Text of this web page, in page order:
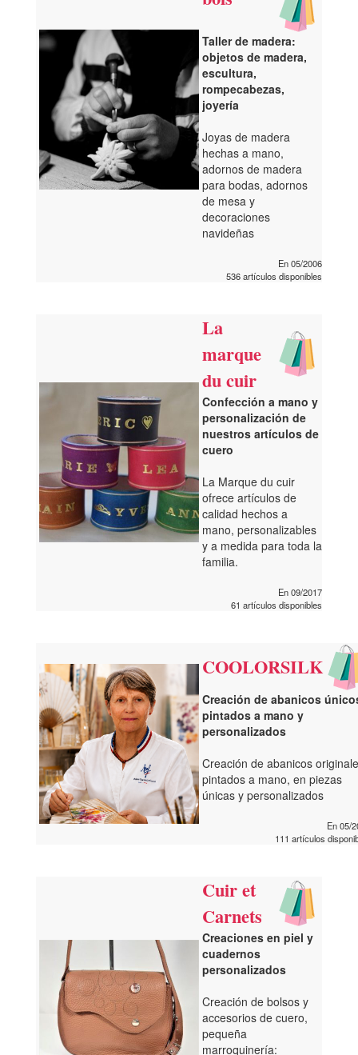
Taller de madera:
objetos de madera,
escultura,
rompecabezas,
joyería
Joyas de madera
hechas a mano,
adornos de madera
para bodas, adornos
de mesa y
decoraciones
navideñas
En 05/2006
536 artículos disponibles
La
marque
du cuir
Confección a mano y
personalización de
nuestros artículos de
cuero
La Marque du cuir
ofrece artículos de
calidad hechos a
mano, personalizables
y a medida para toda la
familia.
En 09/2017
61 artículos disponibles
COOLORSILK
Creación de abanicos
pintados a mano y
personalizados
Creación de abanicos
pintados a mano, en piezas
únicas y personalizados
En 05/
111 artículos
Cuir et
Carnets
Creaciones en piel y
cuadernos
personalizados
Creación de bolsos y
accesorios de cuero,
pequeña
marroquinería: